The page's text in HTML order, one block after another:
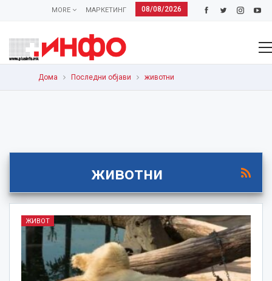
08/08/2026
МАРКЕТИНГ
MORE
Дома Последни објави животни
животни
ЖИВОТ